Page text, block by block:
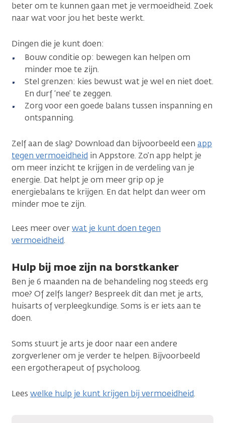
beter om te kunnen gaan met je vermoeidheid. Zoek
naar wat voor jou het beste werkt.
Dingen die je kunt doen:
Bouw conditie op: bewegen kan helpen om
minder moe te zijn.
Stel grenzen: kies bewust wat je wel en niet doet.
En durf ‘nee’ te zeggen.
Zorg voor een goede balans tussen inspanning en
ontspanning.
Zelf aan de slag? Download dan bijvoorbeeld een app
tegen vermoeidheid in Appstore. Zo’n app helpt je
om meer inzicht te krijgen in de verdeling van je
energie. Dat helpt je om meer grip op je
energiebalans te krijgen. En dat helpt dan weer om
minder moe te zijn.
Lees meer overwat je kunt doen tegen
vermoeidheid.
Hulp bij moe zijn na borstkanker
Ben je 6 maanden na de behandeling nog steeds erg
moe? Of zelfs langer? Bespreek dit dan met je arts,
huisarts of verpleegkundige. Soms is er iets aan te
doen.
Soms stuurt je arts je door naar een andere
zorgverlener om je verder te helpen. Bijvoorbeeld
een ergotherapeut of psycholoog.
Lees welke hulp je kunt krijgen bij vermoeidheid.